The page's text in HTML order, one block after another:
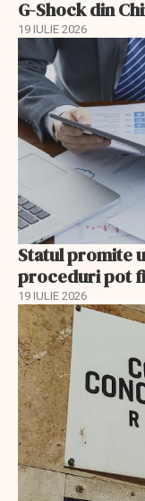
G-Shock din
19 IULIE 2026
Statul promite
proceduri pot
19 IULIE 2026